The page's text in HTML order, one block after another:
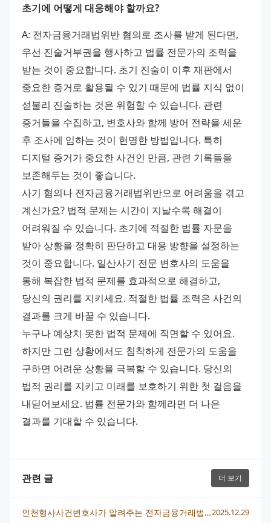
초기에 어떻게 대응해야 할까요?
A: 전자금융거래법위반 혐의로 조사를 받게 된다면,
우선 진술거부권을 행사하고 법률 전문가의 조력을
받는 것이 중요합니다. 초기 진술이 이후 재판에서
중요한 증거로 활용될 수 있기 때문에 법률 지식 없이
섣불리 진술하는 것은 위험할 수 있습니다. 관련
증거들을 수집하고, 변호사와 함께 방어 전략을 세운
후 조사에 임하는 것이 현명한 방법입니다. 특히
디지털 증거가 중요한 사건인 만큼, 관련 기록들을
보존해두는 것이 좋습니다.
사기 혐의나 전자금융거래법위반으로 어려움을 겪고
계신가요? 법적 문제는 시간이 지날수록 해결이
어려워질 수 있습니다. 초기에 적절한 법률 자문을
받아 상황을 정확히 판단하고 대응 방향을 설정하는
것이 중요합니다. 일산사기 전문 변호사의 도움을
통해 복잡한 법적 문제를 효과적으로 해결하고,
당신의 권리를 지키세요. 적절한 법률 조력은 사건의
결과를 크게 바꿀 수 있습니다.
누구나 예상치 못한 법적 문제에 직면할 수 있어요.
하지만 그런 상황에서도 침착하게 전문가의 도움을
구하면 어려운 상황을 극복할 수 있습니다. 당신의
법적 권리를 지키고 미래를 보호하기 위한 첫 걸음을
내딛어보세요. 법률 전문가와 함께라면 더 나은
결과를 기대할 수 있습니다.
관련 글 더 보기
인천형사사건변호사가 알려주는 전자금융거래법위반 대응법2025.12.29